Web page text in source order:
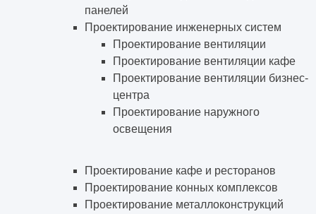
панелей
Проектирование инженерных систем
Проектирование вентиляции
Проектирование вентиляции кафе
Проектирование вентиляции бизнес-
центра
Проектирование наружного
освещения
Проектирование кафе и ресторанов
Проектирование конных комплексов
Проектирование металлоконструкций